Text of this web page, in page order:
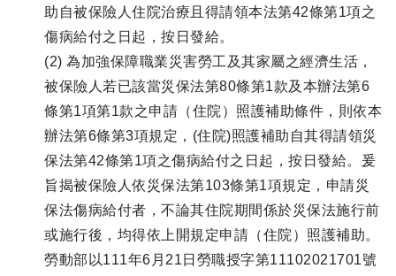
助自被保險人住院治療且得請領本法第42條第1項之
傷病給付之日起，按日發給。
(2) 為加強保障職業災害勞工及其家屬之經濟生活，
被保險人若已該當災保法第80條第1款及本辦法第6
條第1項第1款之申請（住院）照護補助條件，則依本
辦法第6條第3項規定，(住院)照護補助自其得請領災
保法第42條第1項之傷病給付之日起，按日發給。爰
旨揭被保險人依災保法第103條第1項規定，申請災
保法傷病給付者，不論其住院期間係於災保法施行前
或施行後，均得依上開規定申請（住院）照護補助。
勞動部以111年6月21日勞職授字第11102021701號